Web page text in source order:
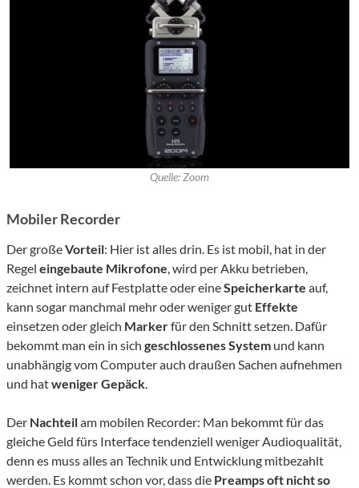
Quelle: Zoom
Mobiler Recorder
Der großeVorteil: Hier ist alles drin. Es ist mobil, hat in der
Regel eingebaute Mikrofone , wird per Akku betrieben,
zeichnet intern auf Festplatte oder eineSpeicherkarte auf,
kann sogar manchmal mehr oder weniger gut Effekte
einsetzen oder gleich Markerfür den Schnitt setzen. Dafür
bekommt man ein in sich geschlossenes System und kann
unabhängig vom Computer auch draußen Sachen aufnehmen
und hatweniger Gepäck
Der Nachteilam mobilen Recorder: Man bekommt für das
gleiche Geld fürs Interface tendenziell weniger Audioqualität,
denn es muss alles an Technik und Entwicklung mitbezahlt
werden. Es kommt schon vor, dass die Preamps oft nicht so